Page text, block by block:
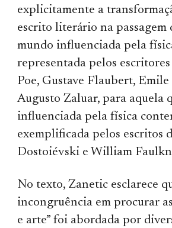
explicitamente a
escrito literário na passagem
mundo influenciada pela
representada pelos
Poe, Gustave Flaubert, Emile
Augusto Zaluar, para aquela
influenciada pela física
exemplificada pelos escritos
Dostoiévski e William
No texto,Zanetic esclarece
incongruência em procurar
e arte” foi abordada por